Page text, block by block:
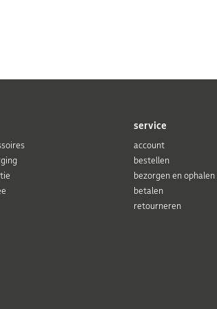
service
account
bestellen
bezorgen en ophalen
betalen
retourneren